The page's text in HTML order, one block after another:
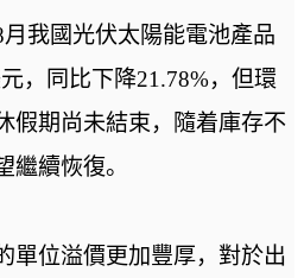
我國光伏太陽能電池產品
，同比下降21.78%，但環
假期尚未結束，隨着庫存不
繼續恢復。
單位溢價更加豐厚，對於出